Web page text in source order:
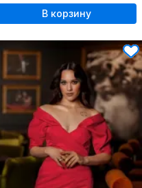
В корзину